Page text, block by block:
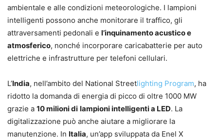
ambientale e alle condizioni meteorologiche. I lampioni
intelligenti possono anche monitorare il traffico, gli
attraversamenti pedonali e l’inquinamento acustico e
atmosferico, nonché incorporare caricabatterie per auto
elettriche e infrastrutture per telefoni cellulari.
L’India, nell’ambito del National Streetlighting Program, ha
ridotto la domanda di energia di picco di oltre 1000 MW
grazie a 10 milioni di lampioni intelligenti a LED. La
digitalizzazione può anche aiutare a migliorare la
manutenzione. In Italia, un’app sviluppata da Enel X